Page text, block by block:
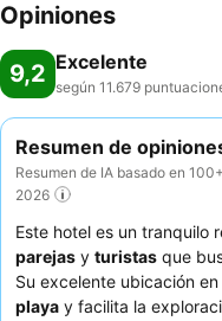
Opiniones
9,2 Excelente
según 11.679
Resumen de
Resumen de IA basado en
2026
Este hotel es un tranquilo
parejas y turistas que
Su excelente ubicación
playa y facilita la